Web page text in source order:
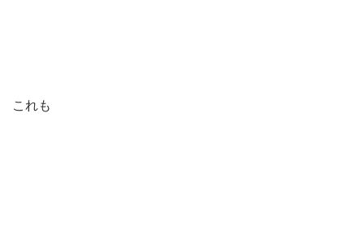
これも